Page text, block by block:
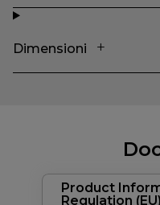
Dimensioni
Product
Regulation